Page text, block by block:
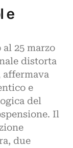
e
25 marzo
distorta
e
del
Il
due